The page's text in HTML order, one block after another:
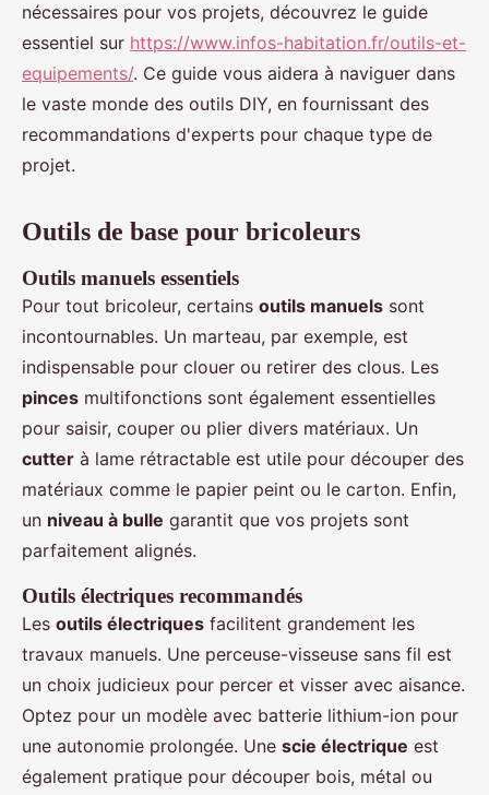
nécessaires pour vos projets, découvrez le guide
essentiel sur https://www.infos-habitation.fr/outils-et-
equipements/. Ce guide vous aidera à naviguer dans
le vaste monde des outils DIY, en fournissant des
recommandations d'experts pour chaque type de
projet.
Outils de base pour bricoleurs
Outils manuels essentiels
Pour tout bricoleur, certains outils manuels sont
incontournables. Un marteau, par exemple, est
indispensable pour clouer ou retirer des clous. Les
pinces multifonctions sont également essentielles
pour saisir, couper ou plier divers matériaux. Un
cutter à lame rétractable est utile pour découper des
matériaux comme le papier peint ou le carton. Enfin,
un niveau à bulle garantit que vos projets sont
parfaitement alignés.
Outils électriques recommandés
Les outils électriques facilitent grandement les
travaux manuels. Une perceuse-visseuse sans fil est
un choix judicieux pour percer et visser avec aisance.
Optez pour un modèle avec batterie lithium-ion pour
une autonomie prolongée. Une scie électrique est
également pratique pour découper bois, métal ou